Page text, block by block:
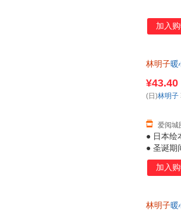
加入
林明子暖
● 日本绘
● 圣诞期
子暖暖
孩虽看
诞老人，
¥43.40
爱阅城
(日)林明子
加入
林明子暖